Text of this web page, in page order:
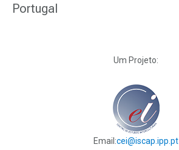
Portugal
Um Projeto:
Email:cei@iscap.ipp.pt